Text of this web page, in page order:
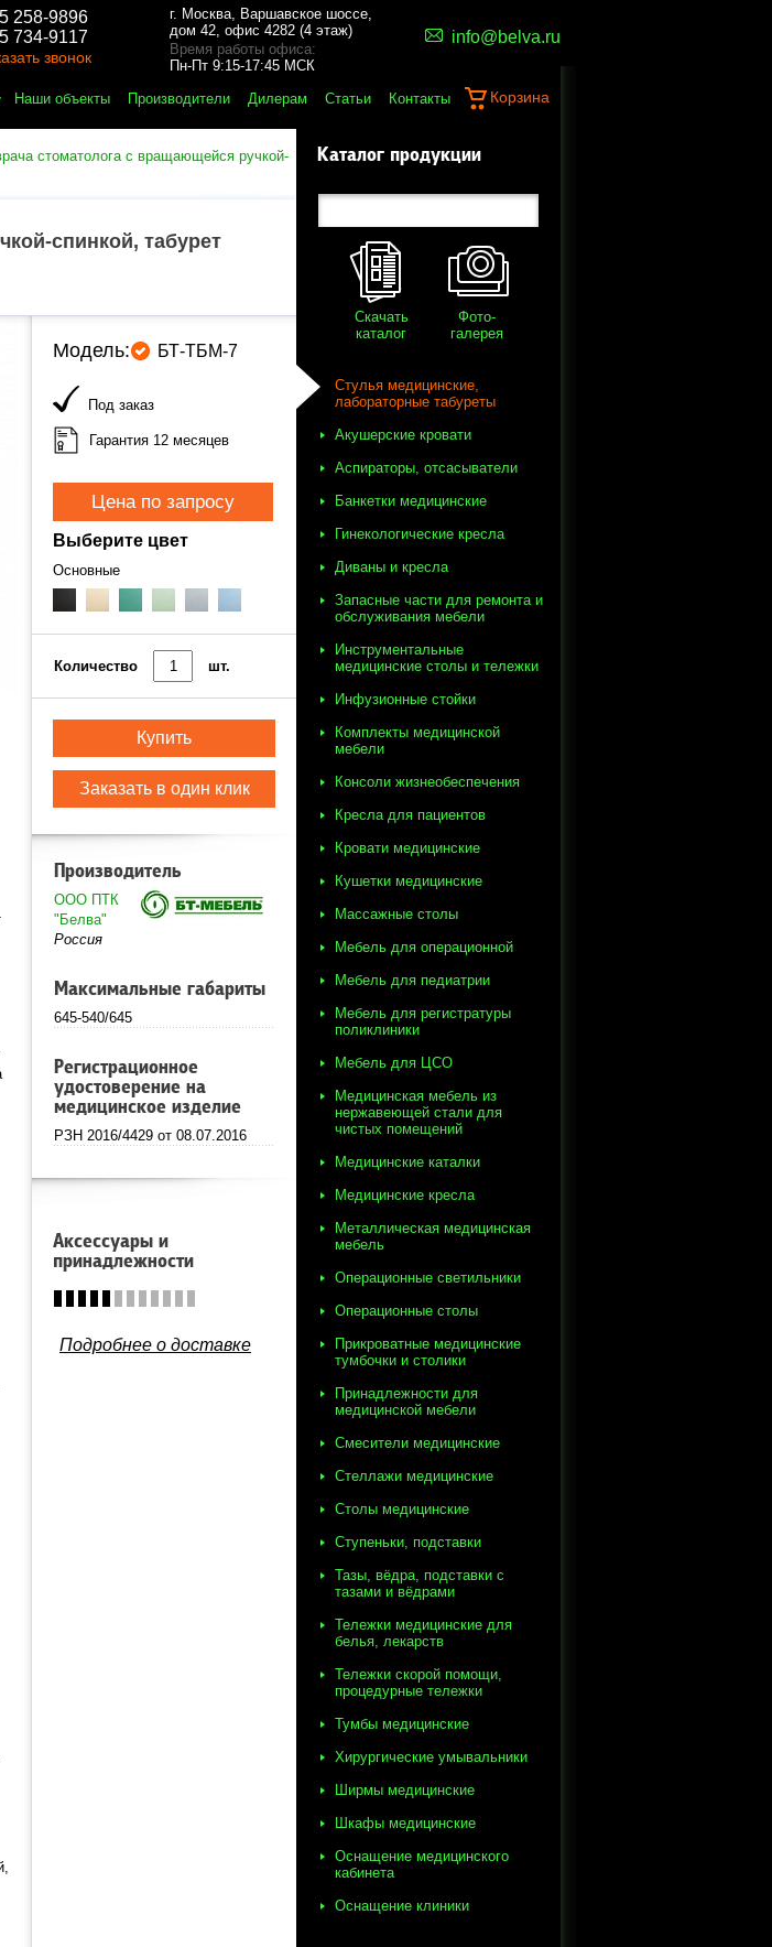
258-9896
734-9117
звонок
г. Москва, Варшавское шоссе,
дом 42, офис 4282 (4 этаж)
Время работы офиса:
Пн-Пт 9:15-17:45 МСК
info@belva.ru
Наши объекты Производители Дилерам Статьи Контакты Корзина
стоматолога с вращающейся ручкой-
спинкой, табурет
Модель: БТ-ТБМ-7
Под заказ
Гарантия 12 месяцев
Цена по запросу
Выберите цвет
Основные
Количество шт.
Купить
Заказать в один клик
Производитель
ООО ПТК
"Белва"
Россия
Максимальные габариты
645-540/645
Регистрационное
удостоверение на
медицинское изделие
РЗН 2016/4429 от 08.07.2016
Аксессуары и
принадлежности
Подробнее о доставке
Каталог продукции
Скачать
каталог
Фото-
галерея
Стулья медицинские,
лабораторные табуреты
Акушерские кровати
Аспираторы, отсасыватели
Банкетки медицинские
Гинекологические кресла
Диваны и кресла
Запасные части для ремонта и
обслуживания мебели
Инструментальные
медицинские столы и тележки
Инфузионные стойки
Комплекты медицинской
мебели
Консоли жизнеобеспечения
Кресла для пациентов
Кровати медицинские
Кушетки медицинские
Массажные столы
Мебель для операционной
Мебель для педиатрии
Мебель для регистратуры
поликлиники
Мебель для ЦСО
Медицинская мебель из
нержавеющей стали для
чистых помещений
Медицинские каталки
Медицинские кресла
Металлическая медицинская
мебель
Операционные светильники
Операционные столы
Прикроватные медицинские
тумбочки и столики
Принадлежности для
медицинской мебели
Смесители медицинские
Стеллажи медицинские
Столы медицинские
Ступеньки, подставки
Тазы, вёдра, подставки с
тазами и вёдрами
Тележки медицинские для
белья, лекарств
Тележки скорой помощи,
процедурные тележки
Тумбы медицинские
Хирургические умывальники
Ширмы медицинские
Шкафы медицинские
Оснащение медицинского
кабинета
Оснащение клиники